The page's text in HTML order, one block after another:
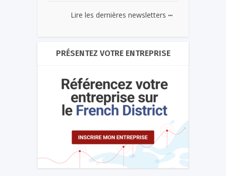
Lire les dernières newsletters ...
PRÉSENTEZ VOTRE ENTREPRISE